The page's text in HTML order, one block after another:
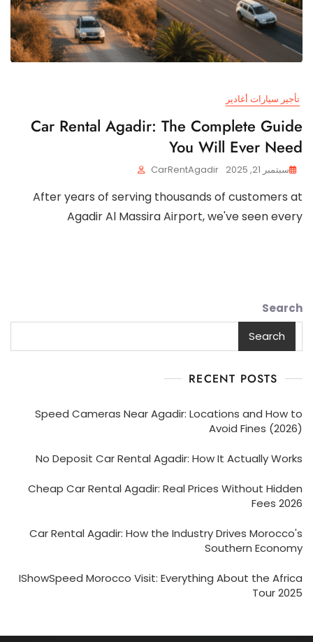
تأجير سيارات أغادير
Car Rental Agadir: The Complete Guide
You Will Ever Need
سبتمبر 21, 2025 CarRentAgadir
After years of serving thousands of customers at
Agadir Al Massira Airport, we've seen every
Search
Search
RECENT POSTS
Speed Cameras Near Agadir: Locations and How to
Avoid Fines (2026)
No Deposit Car Rental Agadir: How It Actually Works
Cheap Car Rental Agadir: Real Prices Without Hidden
Fees 2026
Car Rental Agadir: How the Industry Drives Morocco's
Southern Economy
IShowSpeed Morocco Visit: Everything About the Africa
Tour 2025